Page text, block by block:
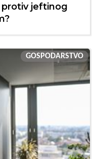
protiv jeftinog
GOSPODARSTVO